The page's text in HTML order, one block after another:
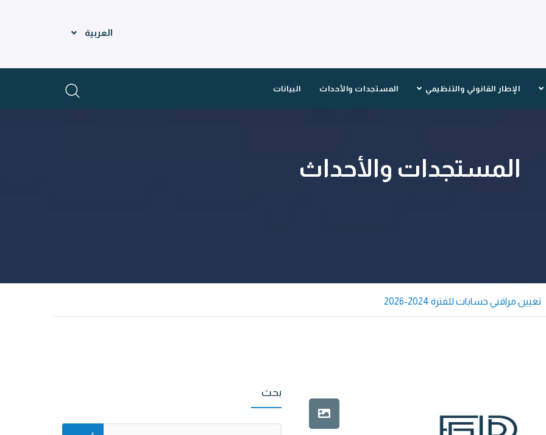
العربية
الإطار القانوني والتنظيمي المستجدات والأحداث البيانات
المستجدات والأحداث
تعيين مراقبي حسابات للفترة 2024-2026
بحث